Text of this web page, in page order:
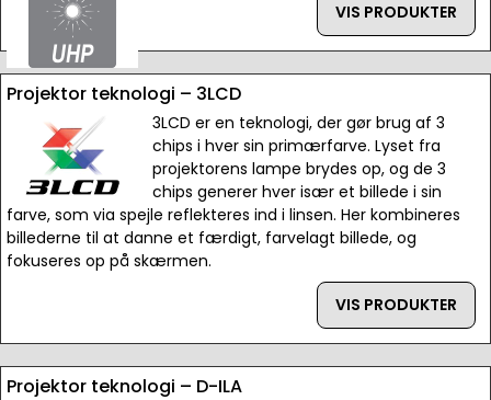
VIS PRODUKTER
Projektor teknologi – 3LCD
3LCD er en teknologi, der gør brug af 3
chips i hver sin primærfarve. Lyset fra
projektorens lampe brydes op, og de 3
chips generer hver især et billede i sin
farve, som via spejle reflekteres ind i linsen. Her kombineres
billederne til at danne et færdigt, farvelagt billede, og
fokuseres op på skærmen.
VIS PRODUKTER
Projektor teknologi – D-ILA